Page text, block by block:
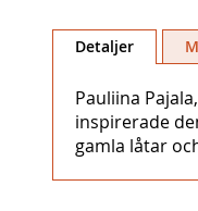
till
bildgalleriet
Detaljer
Pauliina
inspirerade
gamla låtar